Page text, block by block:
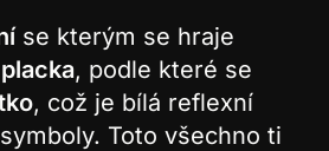
se kterým se hraje
, podle které se
, což je bílá reflexní
Toto všechno ti